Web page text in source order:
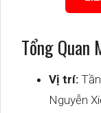
Tổng Quan
Vị trí:
Nguyễn